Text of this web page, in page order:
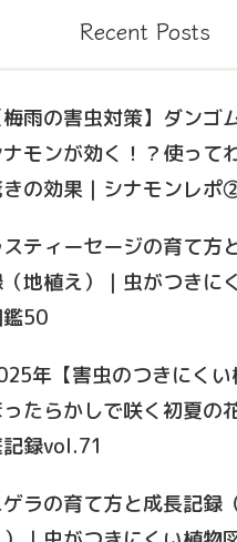
Recent Posts
梅雨の害虫対策】ダンゴ
ナモンが効く！？使って
きの効果｜シナモンレポ
スティーセージの育て方
地植え）｜虫がつきに
50
年【害虫のつきにくい
たらかしで咲く初夏の
録vol.71
ゲラの育て方と成長記録